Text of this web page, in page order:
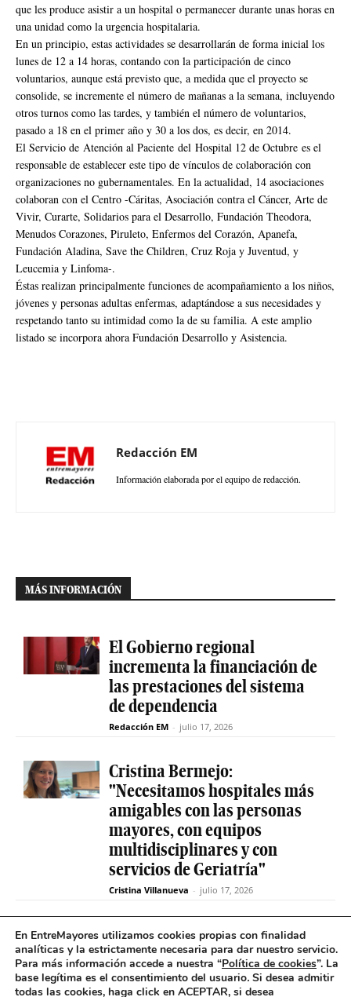
que les produce asistir a un hospital o permanecer durante unas horas en
una unidad como la urgencia hospitalaria.
En un principio, estas actividades se desarrollarán de forma inicial los
lunes de 12 a 14 horas, contando con la participación de cinco
voluntarios, aunque está previsto que, a medida que el proyecto se
consolide, se incremente el número de mañanas a la semana, incluyendo
otros turnos como las tardes, y también el número de voluntarios,
pasado a 18 en el primer año y 30 a los dos, es decir, en 2014.
El Servicio de Atención al Paciente del Hospital 12 de Octubre es el
responsable de establecer este tipo de vínculos de colaboración con
organizaciones no gubernamentales. En la actualidad, 14 asociaciones
colaboran con el Centro -Cáritas, Asociación contra el Cáncer, Arte de
Vivir, Curarte, Solidarios para el Desarrollo, Fundación Theodora,
Menudos Corazones, Piruleto, Enfermos del Corazón, Apanefa,
Fundación Aladina, Save the Children, Cruz Roja y Juventud, y
Leucemia y Linfoma-.
Éstas realizan principalmente funciones de acompañamiento a los niños,
jóvenes y personas adultas enfermas, adaptándose a sus necesidades y
respetando tanto su intimidad como la de su familia. A este amplio
listado se incorpora ahora Fundación Desarrollo y Asistencia.
Redacción EM
Información elaborada por el equipo de redacción.
MÁS INFORMACIÓN
El Gobierno regional
incrementa la financiación de
las prestaciones del sistema
de dependencia
Redacción EM - julio 17, 2026
Cristina Bermejo:
"Necesitamos hospitales más
amigables con las personas
mayores, con equipos
multidisciplinares y con
servicios de Geriatría"
Cristina Villanueva - julio 17, 2026
Convive abre el plazo de
inscripción para estudiantes
y celebra 30 años uniendo a
jóvenes y mayores en Madrid
En EntreMayores utilizamos cookies propias con finalidad
analíticas y la estrictamente necesaria para dar nuestro servicio.
Para más información accede a nuestra “Política de cookies”. La
base legítima es el consentimiento del usuario. Si desea admitir
todas las cookies, haga click en ACEPTAR, si desea